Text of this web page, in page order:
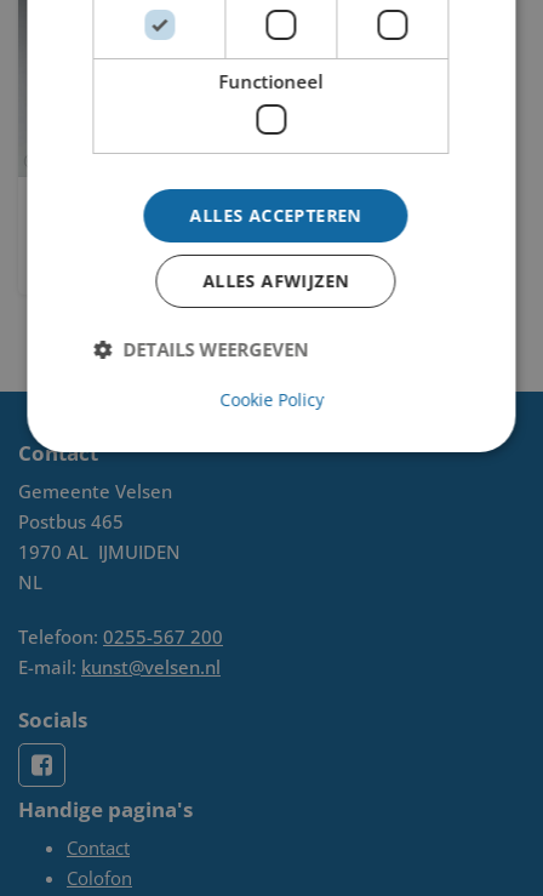
Chairman of the board
Contact
Gemeente Velsen
Postbus 465
1970 AL IJMUIDEN
NL
Telefoon: 0255-567 200
E-mail: kunst@velsen.nl
Socials
Handige pagina's
Contact
Colofon
Functioneel
ALLES ACCEPTEREN
ALLES AFWIJZEN
DETAILS WEERGEVEN
Cookie Policy